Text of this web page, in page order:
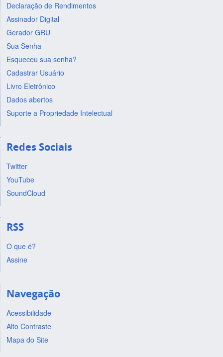
Declaração de Rendimentos
Assinador Digital
Gerador GRU
Sua Senha
Esqueceu sua senha?
Cadastrar Usuário
Livro Eletrônico
Dados abertos
Suporte a Propriedade Intelectual
Redes Sociais
Twitter
YouTube
SoundCloud
RSS
O que é?
Assine
Navegação
Acessibilidade
Alto Contraste
Mapa do Site